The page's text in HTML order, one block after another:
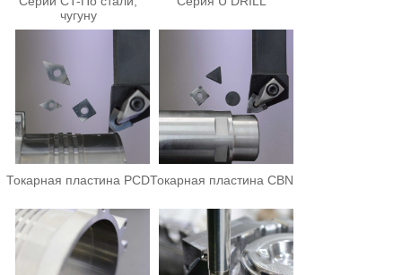
чугуну
Токарная пластина PCDТокарная пластина CBN